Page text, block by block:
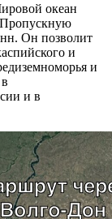
океан
Пропускную
Он позволит
и
и
и в